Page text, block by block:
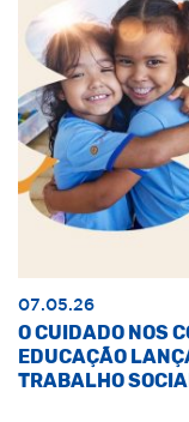
07.05.26
O CUIDADO NOS
EDUCAÇÃO
TRABALHO